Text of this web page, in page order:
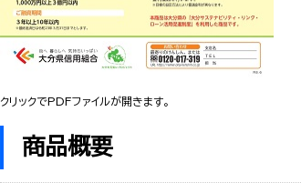
クリックでPDFファイルが開きます。
商品概要